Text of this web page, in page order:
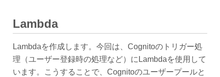
Lambda
Lambdaを作成します。今回は、Cognitoのトリガー処
理（ユーザー登録時の処理など）にLambdaを使用して
います。こうすることで、Cognitoのユーザープールと